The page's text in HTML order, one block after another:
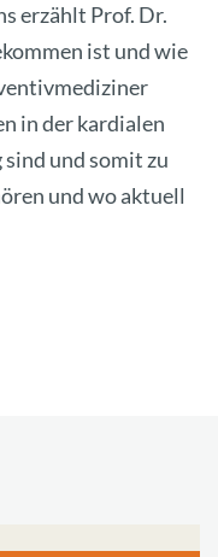
erzählt Prof. Dr.
ist und wie
in der kardialen
und somit zu
und wo aktuell